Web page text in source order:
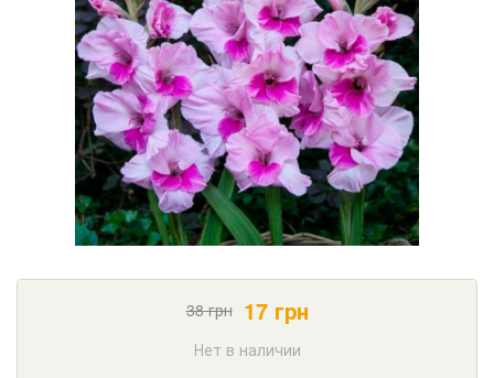
38грн 17грн
Нет в наличии